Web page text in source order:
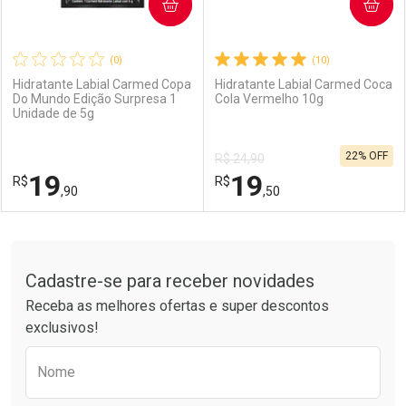
(0)
Hidratante Labial Carmed Copa
Do Mundo Edição Surpresa 1
Unidade de 5g
R$19,90
COMPRAR
Laboratório
Por Menos
(10)
Hidratante Labial Carmed Coca
Cola Vermelho 10g
R$ 24,90
R$19,50
22% OFF
COMPRAR
Laboratório
Por Menos
Cadastre-se para receber novidades
Receba as melhores ofertas e super descontos
exclusivos!
Nome